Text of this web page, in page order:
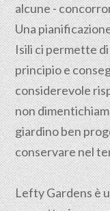
alcune -
Una
Isili ci permette
principio e
considerevole
non
giardino ben
conservare nel
Lefty Gardens è